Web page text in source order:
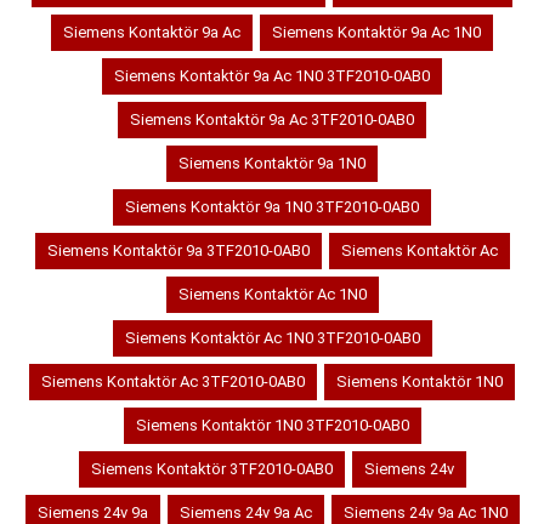
Siemens Kontaktör 9a Ac Siemens Kontaktör 9a Ac 1N0
Siemens Kontaktör 9a Ac 1N0 3TF2010-0AB0
Siemens Kontaktör 9a Ac 3TF2010-0AB0
Siemens Kontaktör 9a 1N0
Siemens Kontaktör 9a 1N0 3TF2010-0AB0
Siemens Kontaktör 9a 3TF2010-0AB0 Siemens Kontaktör Ac
Siemens Kontaktör Ac 1N0
Siemens Kontaktör Ac 1N0 3TF2010-0AB0
Siemens Kontaktör Ac 3TF2010-0AB0 Siemens Kontaktör 1N0
Siemens Kontaktör 1N0 3TF2010-0AB0
Siemens Kontaktör 3TF2010-0AB0 Siemens 24v
Siemens 24v 9a Siemens 24v 9a Ac Siemens 24v 9a Ac 1N0